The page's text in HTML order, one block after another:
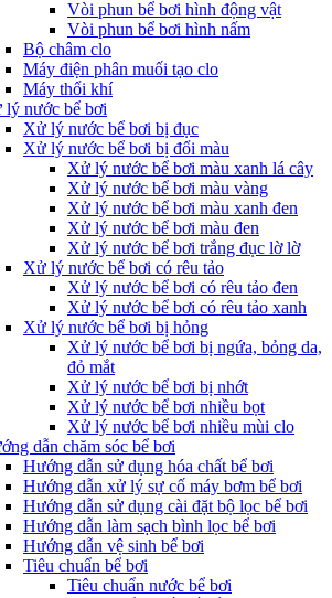
Vòi phun bể bơi hình động vật
Vòi phun bể bơi hình nấm
Bộ châm clo
Máy điện phân muối tạo clo
Máy thổi khí
lý nước bể bơi
Xử lý nước bể bơi bị đục
Xử lý nước bể bơi bị đổi màu
Xử lý nước bể bơi màu xanh lá cây
Xử lý nước bể bơi màu vàng
Xử lý nước bể bơi màu xanh đen
Xử lý nước bể bơi màu đen
Xử lý nước bể bơi trắng đục lờ lờ
Xử lý nước bể bơi có rêu tảo
Xử lý nước bể bơi có rêu tảo đen
Xử lý nước bể bơi có rêu tảo xanh
Xử lý nước bể bơi bị hỏng
Xử lý nước bể bơi bị ngứa, bỏng da,
đỏ mắt
Xử lý nước bể bơi bị nhớt
Xử lý nước bể bơi nhiều bọt
Xử lý nước bể bơi nhiều mùi clo
dẫn chăm sóc bể bơi
Hướng dẫn sử dụng hóa chất bể bơi
Hướng dẫn xử lý sự cố máy bơm bể bơi
Hướng dẫn sử dụng cài đặt bộ lọc bể bơi
Hướng dẫn làm sạch bình lọc bể bơi
Hướng dẫn vệ sinh bể bơi
Tiêu chuẩn bể bơi
Tiêu chuẩn nước bể bơi